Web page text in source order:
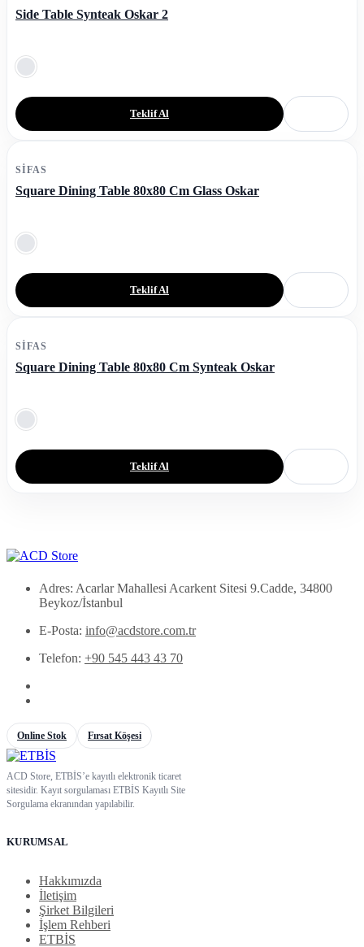
Side Table Synteak Oskar 2
Teklif Al
SIFAS
Square Dining Table 80x80 Cm Glass Oskar
Teklif Al
SIFAS
Square Dining Table 80x80 Cm Synteak Oskar
Teklif Al
Adres: Acarlar Mahallesi Acarkent Sitesi 9.Cadde, 34800
Beykoz/İstanbul
E-Posta: info@acdstore.com.tr
Telefon: +90 545 443 43 70
Online Stok Fırsat Köşesi
ACD Store, ETBİS’e kayıtlı elektronik ticaret
sitesidir. Kayıt sorgulaması ETBİS Kayıtlı Site
Sorgulama ekranından yapılabilir.
KURUMSAL
Hakkımızda
İletişim
Şirket Bilgileri
İşlem Rehberi
ETBİS